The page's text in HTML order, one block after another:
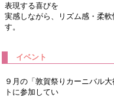
表現する喜びを
実感しながら、リズム感・柔
す。
イベント
９月の「敦賀祭りカーニバル
トに参加してい